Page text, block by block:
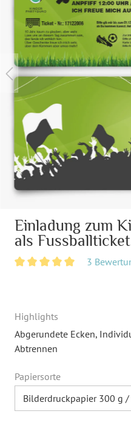
Einladung zum
als
3
Highlights
Abgerundete Ecken,
Abtrennen
Papiersorte